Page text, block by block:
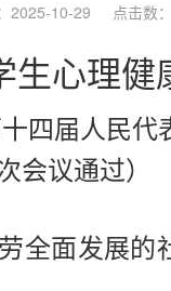
2025-10-29 点击数：
生心理健
四届人民代
会议通过）
全面发展